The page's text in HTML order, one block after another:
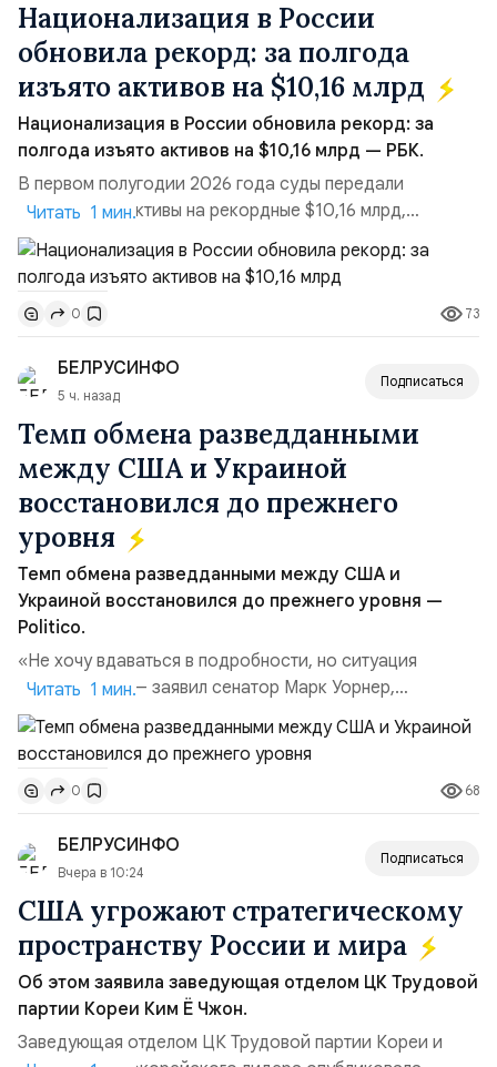
Национализация в России
обновила рекорд: за полгода
изъято активов на $10,16 млрд
Национализация в России обновила рекорд: за
полгода изъято активов на $10,16 млрд — РБК.
В первом полугодии 2026 года суды передали
государству активы на рекордные $10,16 млрд,
подсчитали аналитики AK&M. Это в 2,5 раза больше,
чем за аналогичный период 2025 года ($3,95 млрд).
Всего зафиксировано 15 национализационных
транзакций, которые обеспечили 42,2% денежного
объёма всего российского рынка слияний и
поглощений. Крупнейшей ...
Читать 1 мин.
0 73
БЕЛРУСИНФО
5 ч. назад
Подписаться
Темп обмена разведданными
между США и Украиной
восстановился до прежнего
уровня
Темп обмена разведданными между США и
Украиной восстановился до прежнего уровня —
Politico.
«Не хочу вдаваться в подробности, но ситуация
улучшилась», — заявил сенатор Марк Уорнер,
высокопоставленный член комитета по разведке,
добавив, что использование Украиной беспилотников и
ракет большой дальности позволило ей наносить
удары вглубь российской территории и укрепило её
позиции.Сотрудничество со стороны США стало
ключом к позитивному пов...
Читать 1 мин.
0 68
БЕЛРУСИНФО
Вчера в 10:24
Подписаться
США угрожают стратегическому
пространству России и мира
Об этом заявила заведующая отделом ЦК Трудовой
партии Кореи Ким Ё Чжон.
Заведующая отделом ЦК Трудовой партии Кореи и